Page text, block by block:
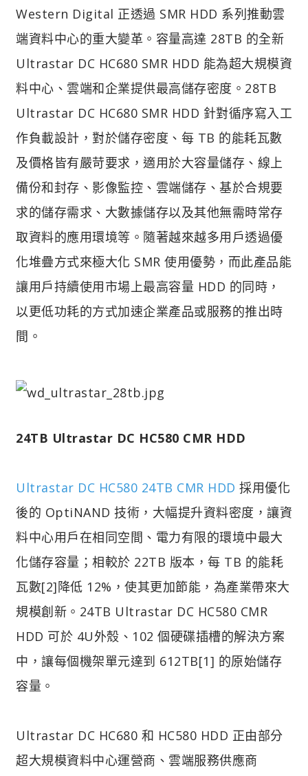
Western Digital 正透過 SMR HDD 系列推動雲
端資料中心的重大變革。容量高達 28TB 的全新
Ultrastar DC HC680 SMR HDD 能為超大規模資
料中心、雲端和企業提供最高儲存密度。28TB
Ultrastar DC HC680 SMR HDD 針對循序寫入工
作負載設計，對於儲存密度、每 TB 的能耗瓦數
及價格皆有嚴苛要求，適用於大容量儲存、線上
備份和封存、影像監控、雲端儲存、基於合規要
求的儲存需求、大數據儲存以及其他無需時常存
取資料的應用環境等。隨著越來越多用戶透過優
化堆疊方式來極大化 SMR 使用優勢，而此產品能
讓用戶持續使用市場上最高容量 HDD 的同時，
以更低功耗的方式加速企業產品或服務的推出時
間。
24TB Ultrastar DC HC580 CMR HDD
Ultrastar DC HC580 24TB CMR HDD 採用優化
後的 OptiNAND 技術，大幅提升資料密度，讓資
料中心用戶在相同空間、電力有限的環境中最大
化儲存容量；相較於 22TB 版本，每 TB 的能耗
瓦數[2]降低 12%，使其更加節能，為產業帶來大
規模創新。24TB Ultrastar DC HC580 CMR
HDD 可於 4U外殼、102 個硬碟插槽的解決方案
中，讓每個機架單元達到 612TB[1] 的原始儲存
容量。
Ultrastar DC HC680 和 HC580 HDD 正由部分
超大規模資料中心運營商、雲端服務供應商